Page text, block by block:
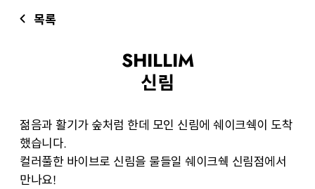
목록
SHILLIM
신림
젊음과 활기가 숲처럼 한데 모인 신림에 쉐이크쉑이 도착
했습니다.
컬러풀한 바이브로 신림을 물들일 쉐이크쉑 신림점에서
만나요!